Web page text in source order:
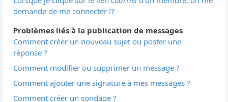
demande de me connecter !?
Problèmes liés à la publication de messages
Comment créer un nouveau sujet ou poster une
réponse ?
Comment modifier ou supprimer un message ?
Comment ajouter une signature à mes messages ?
Comment créer un sondage ?